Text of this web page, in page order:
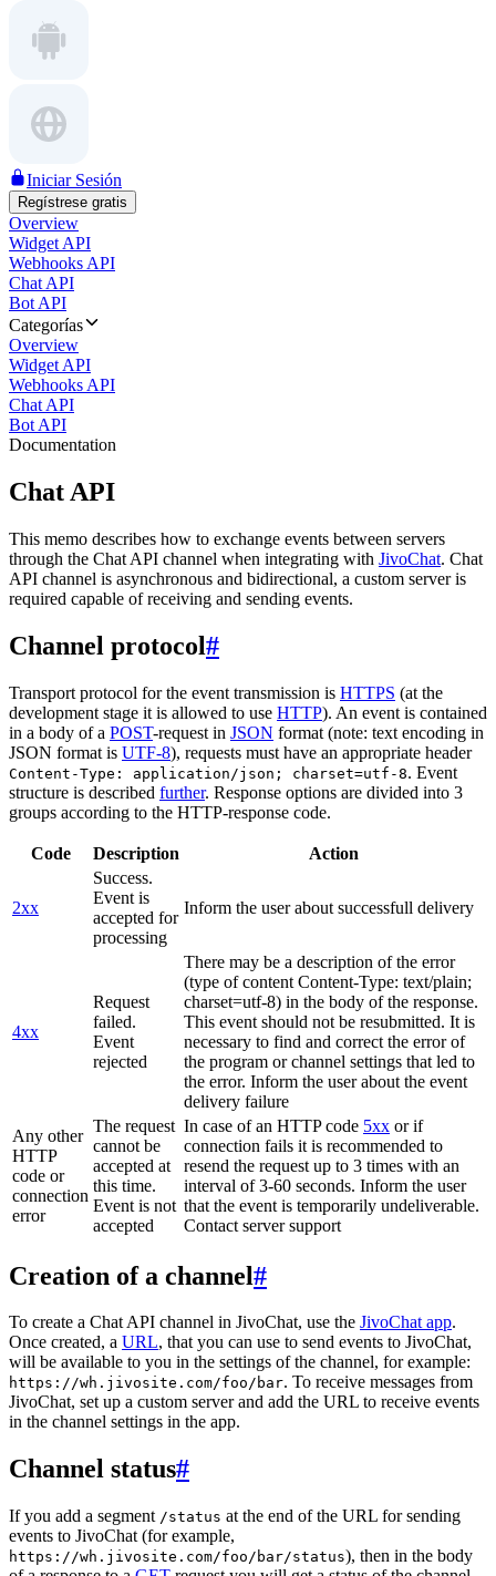
Iniciar Sesión
Regístrese gratis
Overview
Widget API
Webhooks API
Chat API
Bot API
Categorías
Overview
Widget API
Webhooks API
Chat API
Bot API
Documentation
Chat API
This memo describes how to exchange events between servers
through the Chat API channel when integrating with JivoChat. Chat
API channel is asynchronous and bidirectional, a custom server is
required capable of receiving and sending events.
Channel protocol#
Transport protocol for the event transmission is HTTPS (at the
development stage it is allowed to use HTTP). An event is contained
in a body of a POST-request in JSON format (note: text encoding in
JSON format is UTF-8), requests must have an appropriate header
Content-Type: application/json; charset=utf-8. Event
structure is described further. Response options are divided into 3
groups according to the HTTP-response code.
Code Description Action
2xx
Success.
Event is
accepted for
processing
Inform the user about successfull delivery
4xx
Request
failed.
Event
rejected
There may be a description of the error
(type of content Content-Type: text/plain;
charset=utf-8) in the body of the response.
This event should not be resubmitted. It is
necessary to find and correct the error of
the program or channel settings that led to
the error. Inform the user about the event
delivery failure
Any other
HTTP
code or
connection
error
The request
cannot be
accepted at
this time.
Event is not
accepted
In case of an HTTP code 5xx or if
connection fails it is recommended to
resend the request up to 3 times with an
interval of 3-60 seconds. Inform the user
that the event is temporarily undeliverable.
Contact server support
Creation of a channel#
To create a Chat API channel in JivoChat, use the JivoChat app.
Once created, a URL, that you can use to send events to JivoChat,
will be available to you in the settings of the channel, for example:
https://wh.jivosite.com/foo/bar. To receive messages from
JivoChat, set up a custom server and add the URL to receive events
in the channel settings in the app.
Channel status#
If you add a segment /status at the end of the URL for sending
events to JivoChat (for example,
https://wh.jivosite.com/foo/bar/status), then in the body